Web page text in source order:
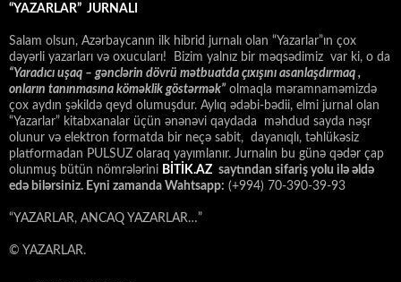
“YAZARLAR” JURNALI
Salam olsun, Azərbaycanın ilk hibrid jurnalı olan “Yazarlar”ın çox
dəyərli yazarları və oxucuları! Bizim yalnız bir məqsədimiz var ki, o da
“Yaradıcı uşaq – gәnclәrin dövrü mәtbuatda çıxışını asanlaşdırmaq ,
onların tanınmasına kömәklik göstәrmәk” olmaqla məramnaməmizdə
çox aydın şəkildə qeyd olumuşdur. Aylıq ədəbi-bədii, elmi jurnal olan
“Yazarlar” kitabxanalar üçün ənənəvi qaydada məhdud sayda nəşr
olunur və elektron formatda bir neçə sabit, dayanıqlı, təhlükəsiz
platformadan PULSUZ olaraq yayımlanır. Jurnalın bu günə qədər çap
olunmuş bütün nömrələrini BİTİK.AZ saytından sifariş yolu ilə əldə
edə bilərsiniz. Eyni zamanda Wahtsapp: (+994) 70-390-39-93
“YAZARLAR, ANCAQ YAZARLAR…”
© YAZARLAR.